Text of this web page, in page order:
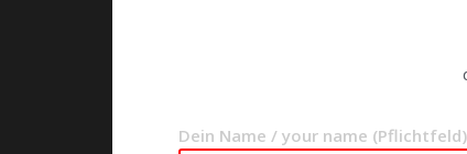
Dein Name / your name (Pflichtfeld)